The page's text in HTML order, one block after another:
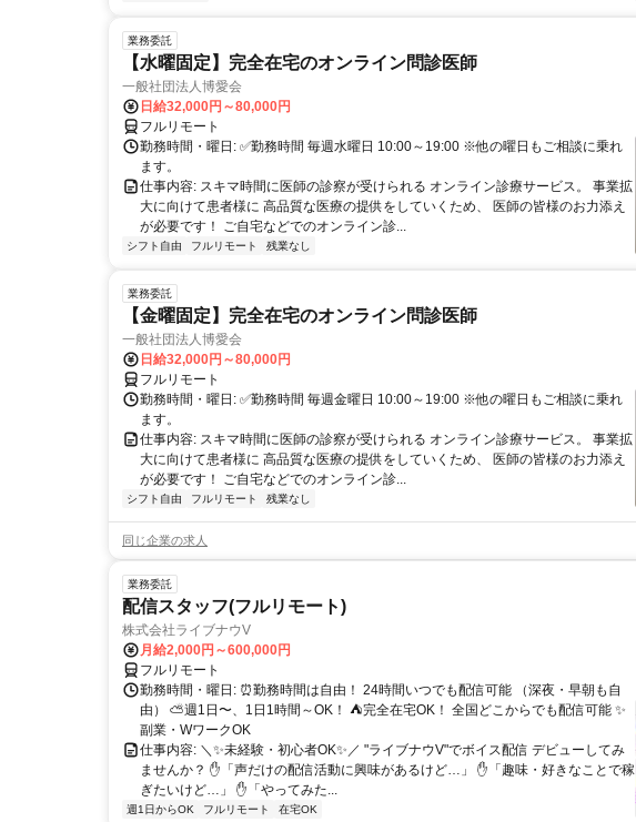
業務委託
【水曜固定】完全在宅のオンライン問診医師
一般社団法人博愛会
日給32,000円～80,000円
フルリモート
勤務時間・曜日: ✅勤務時間 毎週水曜日 10:00～19:00 ※他の曜日もご相談に乗れ
ます。
仕事内容: スキマ時間に医師の診察が受けられる オンライン診療サービス。 事業拡
大に向けて患者様に 高品質な医療の提供をしていくため、 医師の皆様のお力添え
が必要です！ ご自宅などでのオンライン診...
シフト自由 フルリモート 残業なし
業務委託
【金曜固定】完全在宅のオンライン問診医師
一般社団法人博愛会
日給32,000円～80,000円
フルリモート
勤務時間・曜日: ✅勤務時間 毎週金曜日 10:00～19:00 ※他の曜日もご相談に乗れ
ます。
仕事内容: スキマ時間に医師の診察が受けられる オンライン診療サービス。 事業拡
大に向けて患者様に 高品質な医療の提供をしていくため、 医師の皆様のお力添え
が必要です！ ご自宅などでのオンライン診...
シフト自由 フルリモート 残業なし
同じ企業の求人
業務委託
配信スタッフ(フルリモート)
株式会社ライブナウV
月給2,000円～600,000円
フルリモート
勤務時間・曜日: ⏰勤務時間は自由！ 24時間いつでも配信可能 （深夜・早朝も自
由） ⛅週1日〜、1日1時間～OK！ ⛺完全在宅OK！ 全国どこからでも配信可能 ✨
副業・WワークOK
仕事内容: ＼✨未経験・初心者OK✨／ "ライブナウV"でボイス配信 デビューしてみ
ませんか？ ✋「声だけの配信活動に興味があるけど…」 ✋「趣味・好きなことで稼
ぎたいけど…」 ✋「やってみた...
週1日からOK フルリモート 在宅OK